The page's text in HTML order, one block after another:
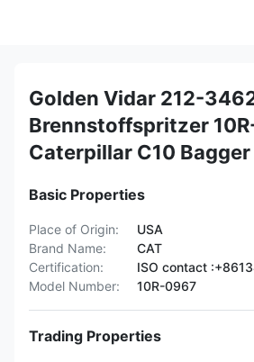
Golden Vidar 212-
Brennstoffspritzer
Caterpillar C10 Bagger
Basic Properties
Place of Origin:
USA
Brand Name:
CAT
Certification:
ISO contact
Model Number:
10R-0967
Trading Properties